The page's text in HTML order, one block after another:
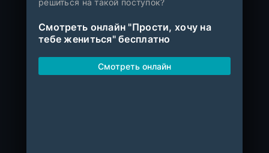
решиться на такой поступок?
Смотреть онлайн "Прости, хочу на
тебе жениться" бесплатно
Смотреть онлайн